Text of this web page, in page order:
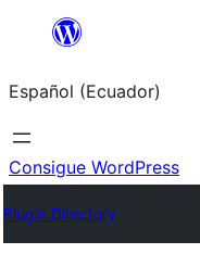
Saltar
contenido
Español (Ecuador)
Consigue WordPress
Plugin Directory